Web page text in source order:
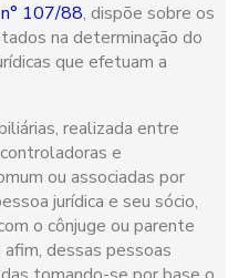
107/88, dispõe sobre os
na determinação do
que efetuam a
realizada entre
e
ou associadas por
jurídica e seu sócio,
o cônjuge ou parente
dessas pessoas